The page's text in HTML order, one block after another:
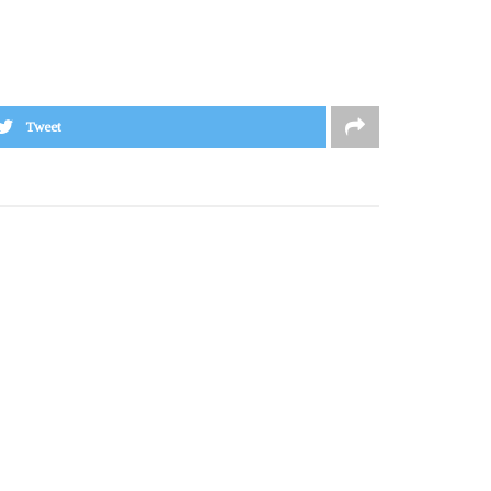
Tweet